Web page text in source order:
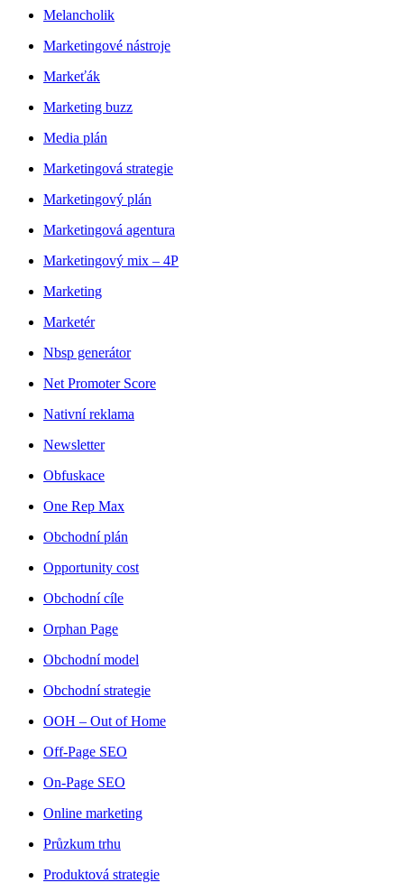
Melancholik
Marketingové nástroje
Markeťák
Marketing buzz
Media plán
Marketingová strategie
Marketingový plán
Marketingová agentura
Marketingový mix – 4P
Marketing
Marketér
Nbsp generátor
Net Promoter Score
Nativní reklama
Newsletter
Obfuskace
One Rep Max
Obchodní plán
Opportunity cost
Obchodní cíle
Orphan Page
Obchodní model
Obchodní strategie
OOH – Out of Home
Off-Page SEO
On-Page SEO
Online marketing
Průzkum trhu
Produktová strategie